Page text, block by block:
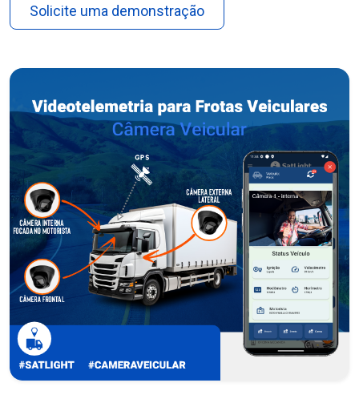
Solicite uma demonstração